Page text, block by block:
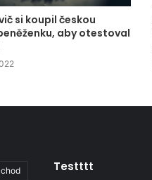
si koupil českou
aby otestoval
Testttt